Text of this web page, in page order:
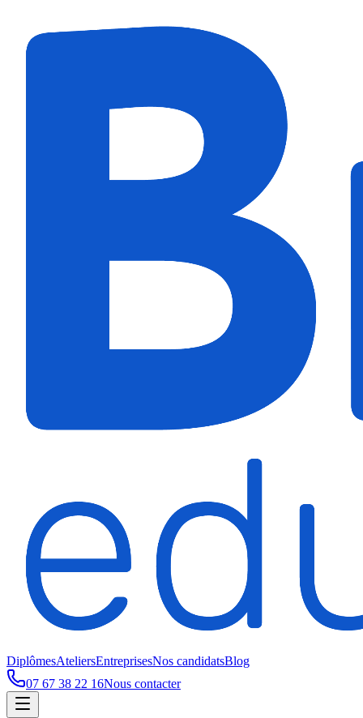
DiplômesAteliersEntreprisesNos candidatsBlog
07 67 38 22 16Nous contacter